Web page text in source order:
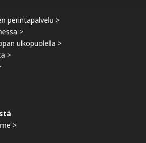
perintäpalvelu >
>
ulkopuolella >
>
>